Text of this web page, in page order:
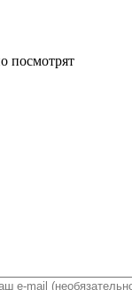
по­смот­рят